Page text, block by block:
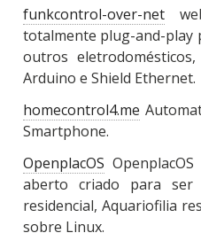
funkcontrol-over-net
totalmente plug-and-play
outros
Arduino e Shield Ethernet.
homecontrol4.me
Smartphone.
OpenplacOS
aberto criado para ser
residencial, Aquariofilia
sobre Linux.